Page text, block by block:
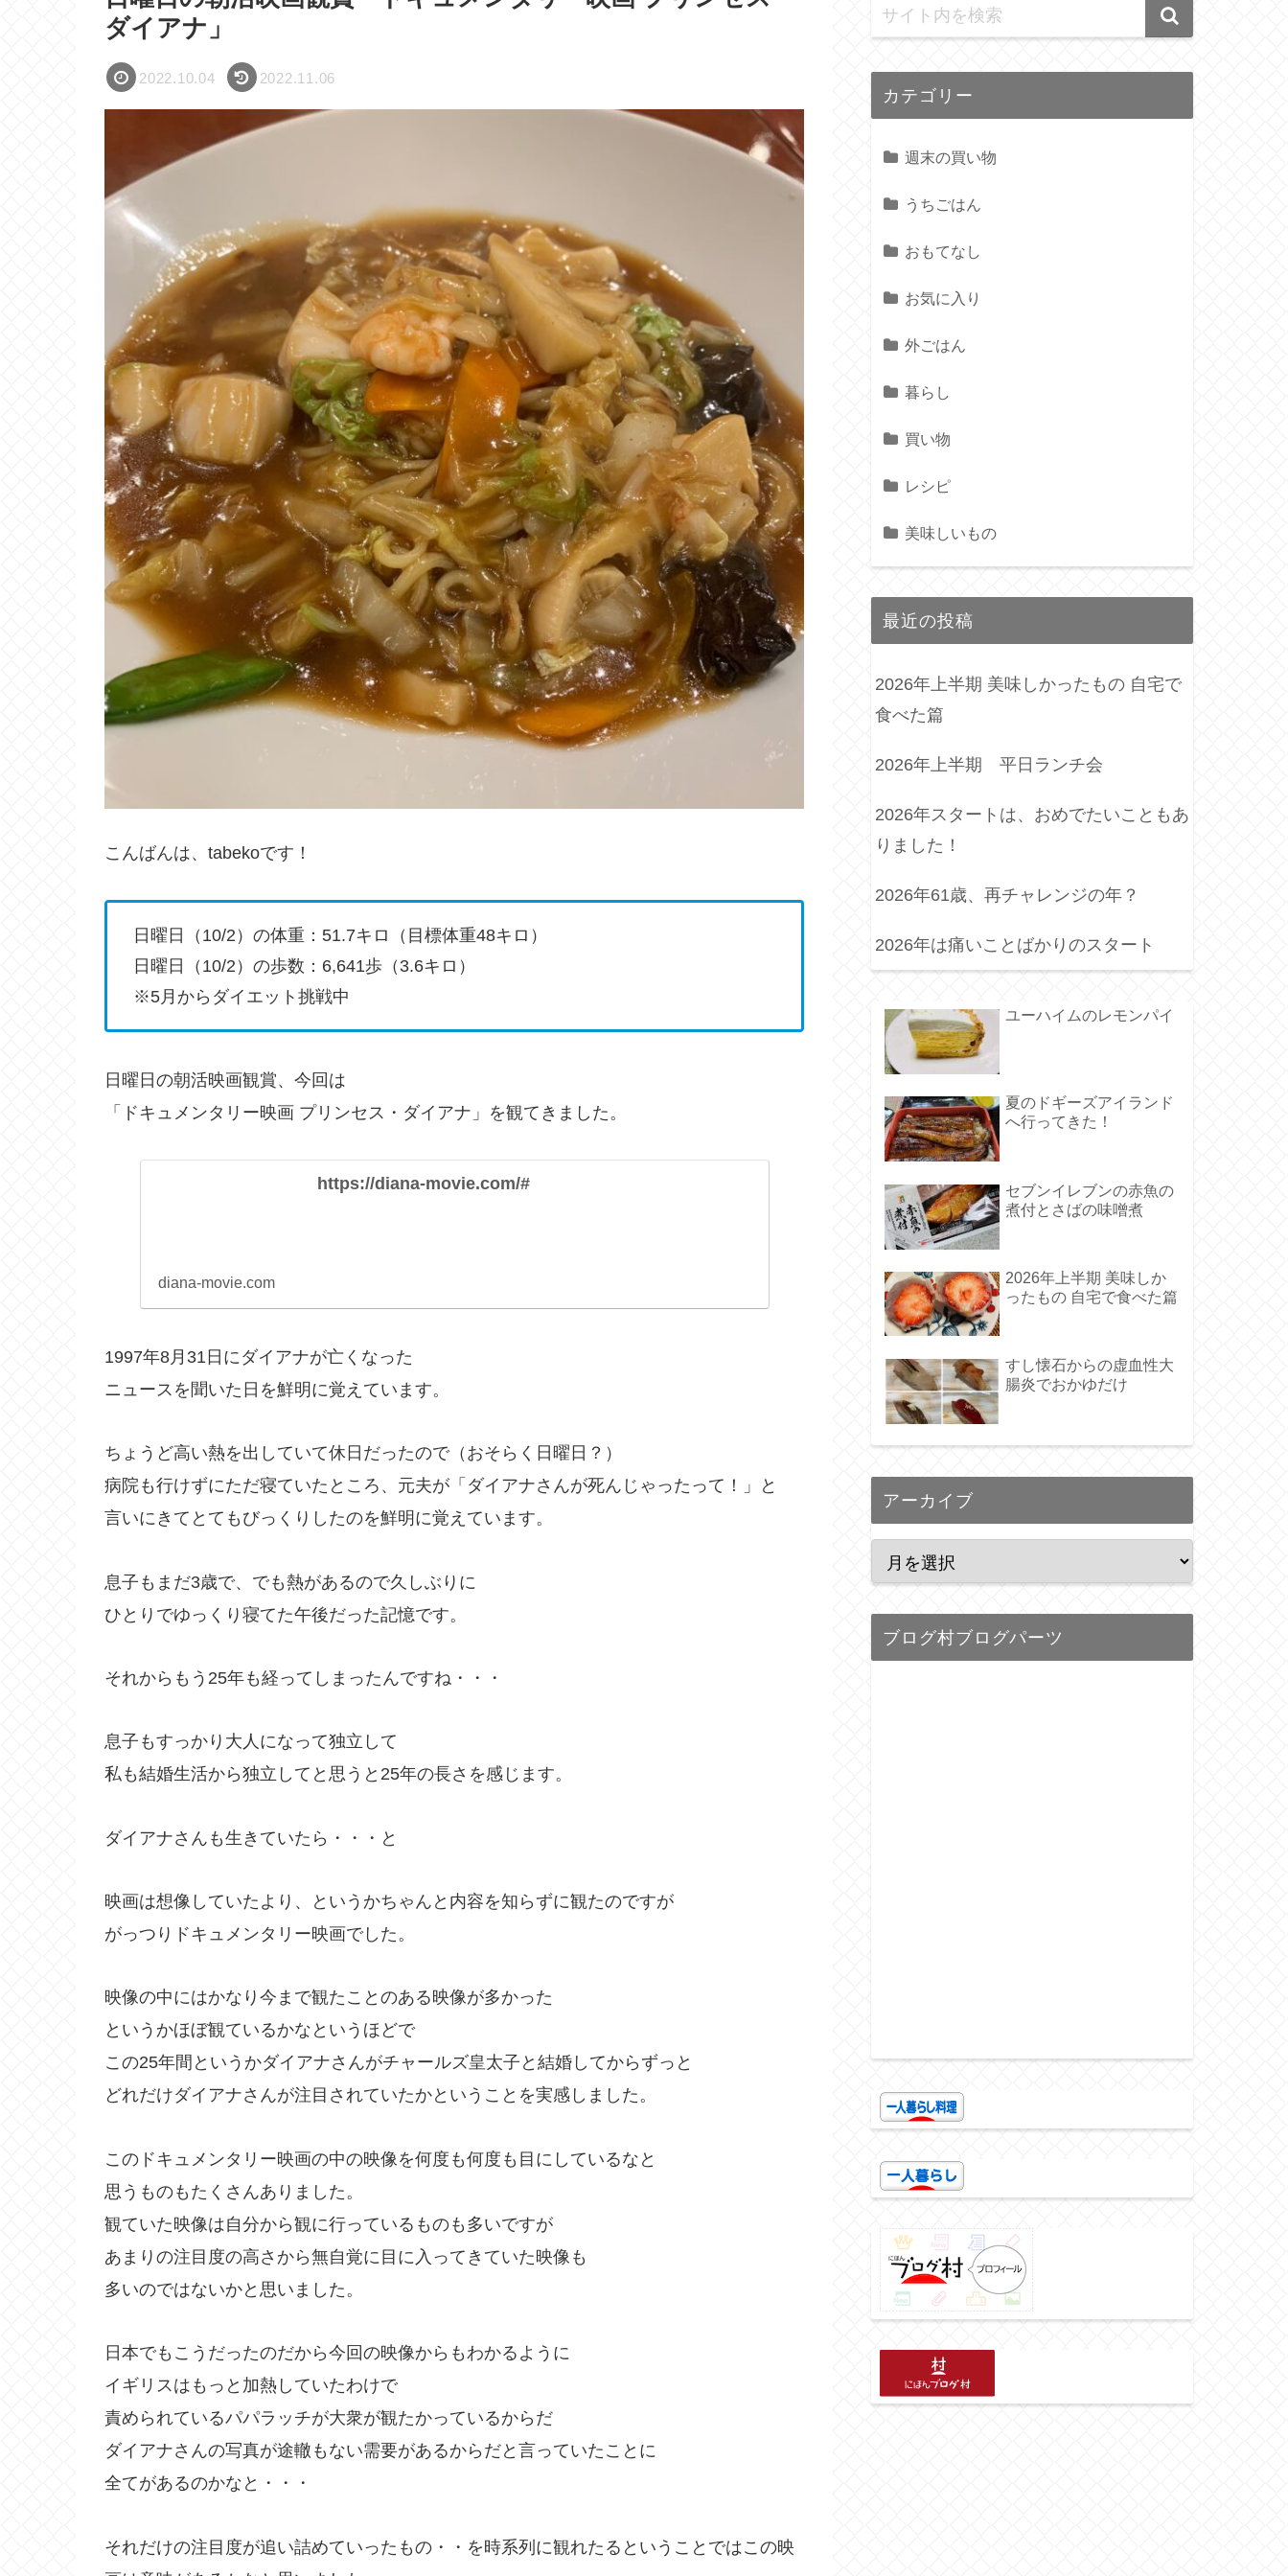
ダイアナ」
2022.10.04 2022.11.06
こんばんは、tabekoです！
日曜日（10/2）の体重：51.7キロ（目標体重48キロ）
日曜日（10/2）の歩数：6,641歩（3.6キロ）
※5月からダイエット挑戦中
日曜日の朝活映画観賞、今回は
「ドキュメンタリー映画 プリンセス・ダイアナ」を観てきました。
https://diana-movie.com/#
diana-movie.com
1997年8月31日にダイアナが亡くなった
ニュースを聞いた日を鮮明に覚えています。
ちょうど高い熱を出していて休日だったので（おそらく日曜日？）
病院も行けずにただ寝ていたところ、元夫が「ダイアナさんが死んじゃったって！」と
言いにきてとてもびっくりしたのを鮮明に覚えています。
息子もまだ3歳で、でも熱があるので久しぶりに
ひとりでゆっくり寝てた午後だった記憶です。
それからもう25年も経ってしまったんですね・・・
息子もすっかり大人になって独立して
私も結婚生活から独立してと思うと25年の長さを感じます。
ダイアナさんも生きていたら・・・と
映画は想像していたより、というかちゃんと内容を知らずに観たのですが
がっつりドキュメンタリー映画でした。
映像の中にはかなり今まで観たことのある映像が多かった
というかほぼ観ているかなというほどで
この25年間というかダイアナさんがチャールズ皇太子と結婚してからずっと
どれだけダイアナさんが注目されていたかということを実感しました。
このドキュメンタリー映画の中の映像を何度も何度も目にしているなと
思うものもたくさんありました。
観ていた映像は自分から観に行っているものも多いですが
あまりの注目度の高さから無自覚に目に入ってきていた映像も
多いのではないかと思いました。
日本でもこうだったのだから今回の映像からもわかるように
イギリスはもっと加熱していたわけで
責められているパパラッチが大衆が観たかっているからだ
ダイアナさんの写真が途轍もない需要があるからだと言っていたことに
全てがあるのかなと・・・
それだけの注目度が追い詰めていったもの・・を時系列に観れたるということではこの映
カテゴリー
週末の買い物
うちごはん
おもてなし
お気に入り
外ごはん
暮らし
買い物
レシピ
美味しいもの
最近の投稿
2026年上半期 美味しかったもの 自宅で
食べた篇
2026年上半期 平日ランチ会
2026年スタートは、おめでたいこともあ
りました！
2026年61歳、再チャレンジの年？
2026年は痛いことばかりのスタート
ユーハイムのレモンパイ
夏のドギーズアイランド
へ行ってきた！
セブンイレブンの赤魚の
煮付とさばの味噌煮
2026年上半期 美味しか
ったもの 自宅で食べた篇
すし懐石からの虚血性大
腸炎でおかゆだけ
アーカイブ
ブログ村ブログパーツ